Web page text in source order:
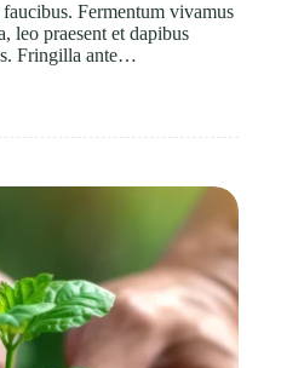
Fermentum vivamus
leo praesent et dapibus
Fringilla ante…